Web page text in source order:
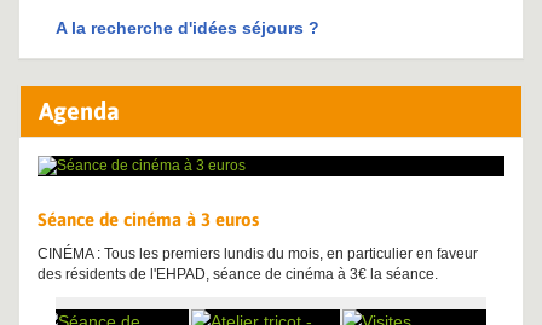
A la recherche d'idées séjours ?
Agenda
Séance de cinéma à 3 euros
CINÉMA : Tous les premiers lundis du mois, en particulier en faveur
des résidents de l'EHPAD, séance de cinéma à 3€ la séance.